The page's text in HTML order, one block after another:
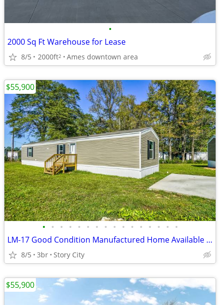
•
2000 Sq Ft Warehouse for Lease
8/5 2000ft2 Ames downtown area
• • • • • • • • • • • • • • • •
LM-17 Good Condition Manufactured Home Available for Sale!!
8/5 3br Story City
$55,900
$55,900